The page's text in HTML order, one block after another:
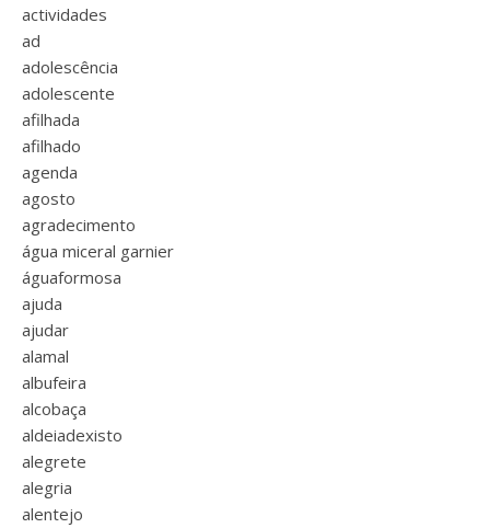
actividades
ad
adolescência
adolescente
afilhada
afilhado
agenda
agosto
agradecimento
água miceral garnier
águaformosa
ajuda
ajudar
alamal
albufeira
alcobaça
aldeiadexisto
alegrete
alegria
alentejo